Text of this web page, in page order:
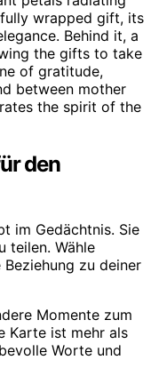
den
im Gedächtnis. Sie
teilen. Wähle
zu deiner
Momente zum
Karte ist mehr als
Worte und